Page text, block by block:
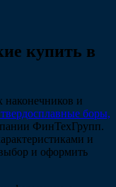
купить в
наконечников и
боры,
ФинТехГрупп.
и
и оформить